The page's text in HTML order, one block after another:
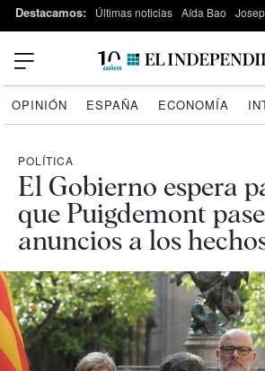
Destacamos: Últimas noticias Aída Bao
OPINIÓN ESPAÑA ECONOMÍA
POLÍTICA
El Gobierno espera
que Puigdemont
anuncios a los